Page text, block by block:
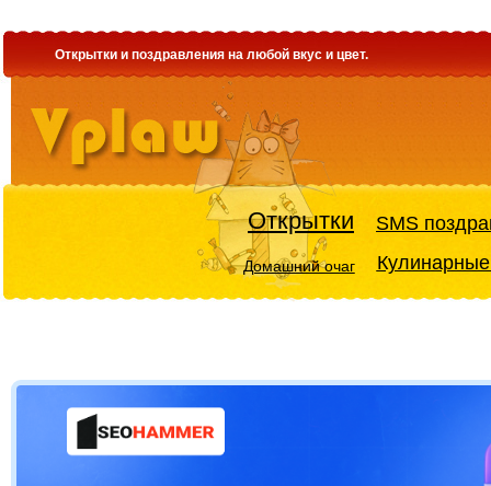
Открытки и поздравления на любой вкус и цвет.
Открытки SMS
Домашний очаг